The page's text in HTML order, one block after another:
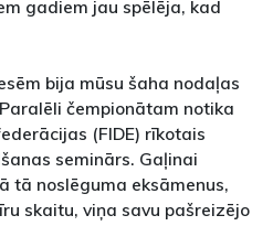
gadiem jau spēlēja, kad
bija mūsu šaha nodaļas
čempionātam notika
(FIDE) rīkotais
seminārs. Gaļinai
tā noslēguma eksāmenus,
skaitu, viņa savu pašreizējo